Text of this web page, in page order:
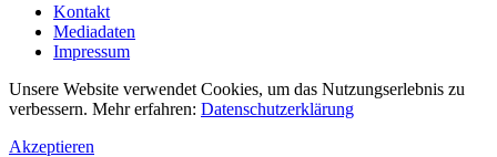
Kontakt
Mediadaten
Impressum
Unsere Website verwendet Cookies, um das Nutzungserlebnis zu
verbessern. Mehr erfahren: Datenschutzerklärung
Akzeptieren